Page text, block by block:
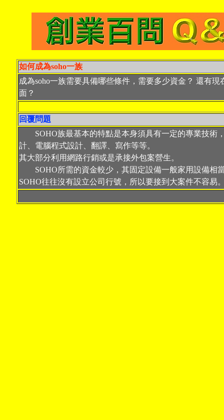
如何成為soho一族
成為soho一族需要具備哪些條件，需要多少資金？ 還有現
面？
回覆問題
SOHO族最基本的特點是本身須具有一定的專業技術
計、電腦程式設計、翻譯、寫作等等。
其大部分利用網路行銷或是承接外包案營生。
SOHO所需的資金較少，其固定設備一般家用設備相
SOHO往往沒有設立公司行號，所以要接到大案件不容易